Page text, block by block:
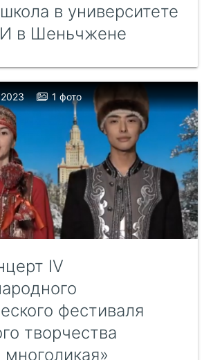
в университете
в Шеньчжене
1 фото
IV
фестиваля
творчества
многоликая»